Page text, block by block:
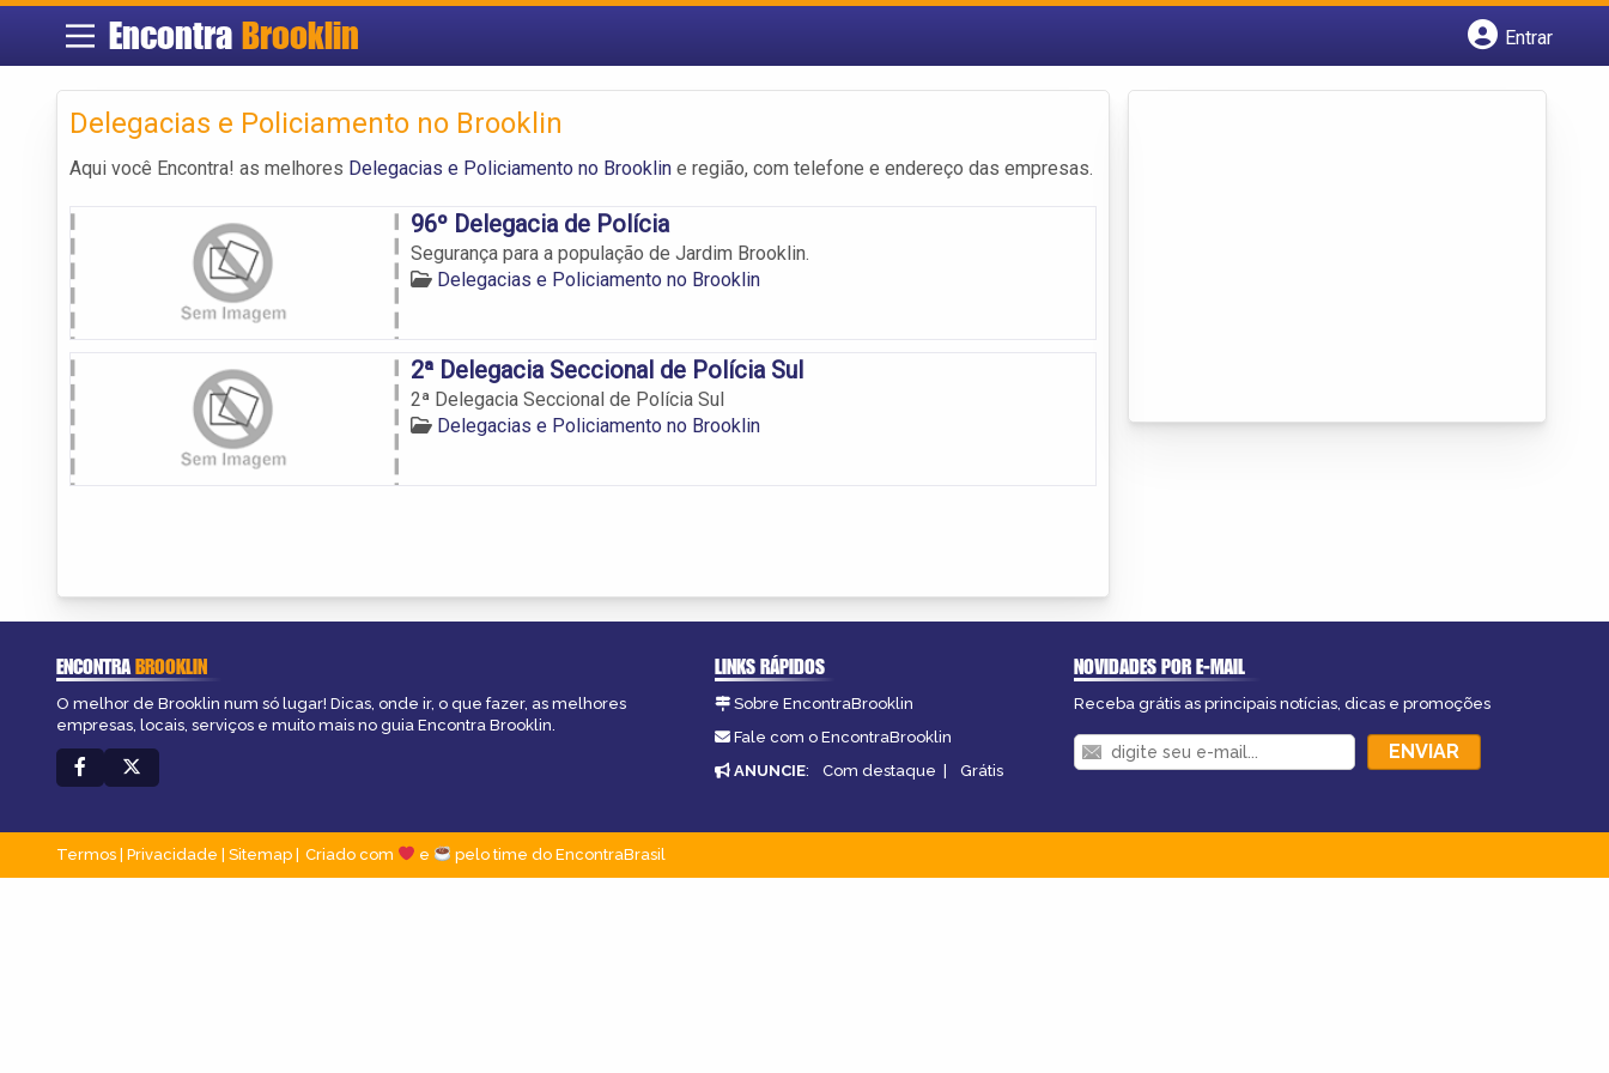
Encontra Brooklin
Entrar
Delegacias e Policiamento no Brooklin
Aqui você Encontra! as melhores Delegacias e Policiamento no Brooklin e região, com telefone e endereço das empresas.
96º Delegacia de Polícia
Segurança para a população de Jardim Brooklin.
Delegacias e Policiamento no Brooklin
2ª Delegacia Seccional de Polícia Sul
2ª Delegacia Seccional de Polícia Sul
Delegacias e Policiamento no Brooklin
ENCONTRABROOKLIN
O melhor de Brooklin num só lugar! Dicas, onde ir, o que fazer, as melhores
empresas, locais, serviços e muito mais no guia Encontra Brooklin.
LINKS RÁPIDOS
Sobre EncontraBrooklin
Fale com o EncontraBrooklin
ANUNCIE: Com destaque | Grátis
NOVIDADES POR E-MAIL
Receba grátis as principais notícias, dicas e promoções
Termos Privacidade Sitemap Criado com e pelo time do EncontraBrasil